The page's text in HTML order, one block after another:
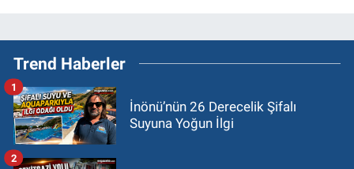
Trend Haberler
İnönü’nün 26 Derecelik Şifalı
Suyuna Yoğun İlgi
1
2